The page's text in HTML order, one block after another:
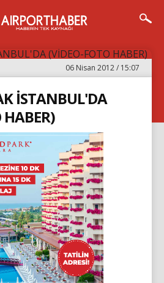
06 Nisan 2012 / 15:07
İSTANBUL'DA
HABER)